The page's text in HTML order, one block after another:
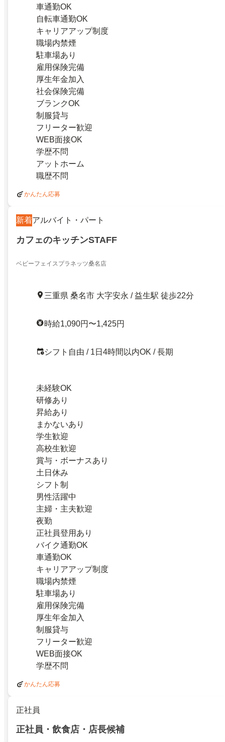
車通勤OK
自転車通勤OK
キャリアアップ制度
職場内禁煙
駐車場あり
雇用保険完備
厚生年金加入
社会保険完備
ブランクOK
制服貸与
フリーター歓迎
WEB面接OK
学歴不問
アットホーム
職歴不問
かんたん応募
新着アルバイト・パート
カフェのキッチンSTAFF
ベビーフェイスプラネッツ桑名店
三重県 桑名市 大字安永 / 益生駅 徒歩22分
時給1,090円〜1,425円
シフト自由 / 1日4時間以内OK / 長期
未経験OK
研修あり
昇給あり
まかないあり
学生歓迎
高校生歓迎
賞与・ボーナスあり
土日休み
シフト制
男性活躍中
主婦・主夫歓迎
夜勤
正社員登用あり
バイク通勤OK
車通勤OK
キャリアアップ制度
職場内禁煙
駐車場あり
雇用保険完備
厚生年金加入
制服貸与
フリーター歓迎
WEB面接OK
学歴不問
かんたん応募
正社員
正社員・飲食店・店長候補